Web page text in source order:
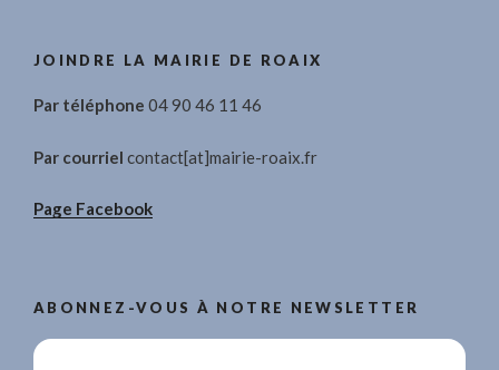
JOINDRE LA MAIRIE DE ROAIX
Par téléphone 04 90 46 11 46
Par courriel contact[at]mairie-roaix.fr
Page Facebook
ABONNEZ-VOUS À NOTRE NEWSLETTER